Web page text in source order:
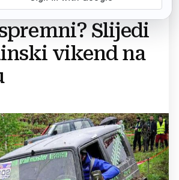
Slijedi
vikend na